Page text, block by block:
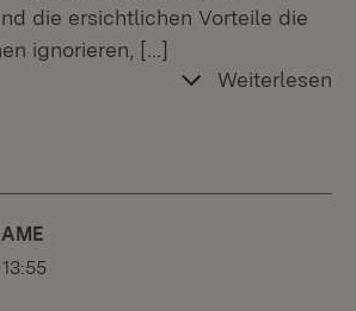
die ersichtlichen Vorteile die
ignorieren, […]
Weiterlesen
13:55